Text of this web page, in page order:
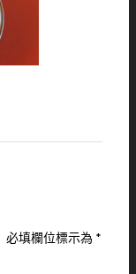
必填欄位標示為 *